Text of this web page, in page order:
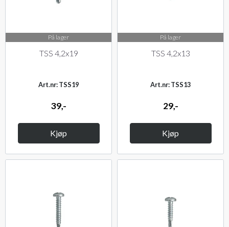
På lager
TSS 4,2x19
Art.nr: TSS19
39,-
Kjøp
På lager
TSS 4,2x13
Art.nr: TSS13
29,-
Kjøp